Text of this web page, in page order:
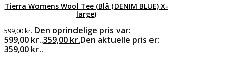
Tierra Womens Wool Tee (Blå (DENIM BLUE) X-
large)
599,00kr. Den oprindelige pris var:
599,00 kr..359,00 kr.Den aktuelle pris er:
359,00 kr..